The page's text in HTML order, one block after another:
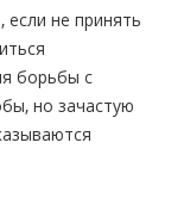
не принять
борьбы с
но зачастую